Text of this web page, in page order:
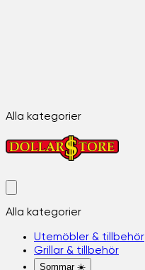
Alla kategorier
Alla kategorier
Utemöbler & tillbehör
Grillar & tillbehör
Sommar ☀️